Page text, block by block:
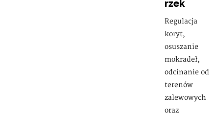
rzek
Regulacja
koryt,
osuszanie
mokradeł,
odcinanie od
terenów
zalewowych
oraz